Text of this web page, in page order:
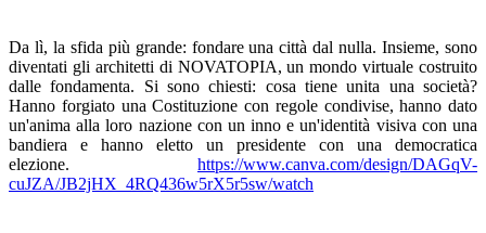
Da lì, la sfida più grande: fondare una città dal nulla. Insieme, sono
diventati gli architetti di NOVATOPIA, un mondo virtuale costruito
dalle fondamenta. Si sono chiesti: cosa tiene unita una società?
Hanno forgiato una Costituzione con regole condivise, hanno dato
un'anima alla loro nazione con un inno e un'identità visiva con una
bandiera e hanno eletto un presidente con una democratica
elezione. https://www.canva.com/design/DAGqV-
cuJZA/JB2jHX_4RQ436w5rX5r5sw/watch